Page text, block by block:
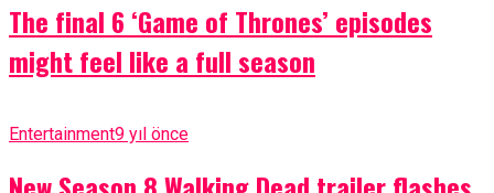
The final 6 ‘Game of Thrones’ episodes
might feel like a full season
Entertainment9 yıl önce